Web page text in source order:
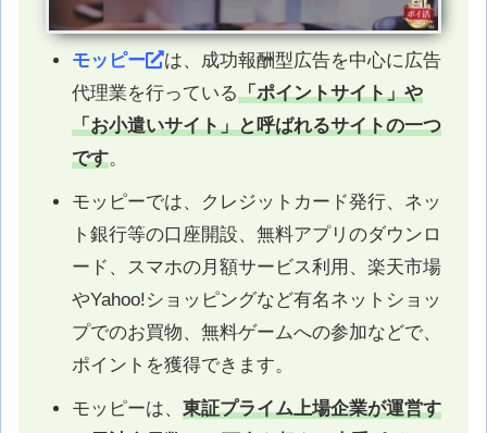
モッピー
は、成功報酬型広告を中心に広告
代理業を行っている「ポイントサイト」や
「お小遣いサイト」と呼ばれるサイトの一つ
です。
モッピーでは、クレジットカード発行、ネッ
ト銀行等の口座開設、無料アプリのダウンロ
ード、スマホの月額サービス利用、楽天市場
やYahoo!ショッピングなど有名ネットショッ
プでのお買物、無料ゲームへの参加などで、
ポイントを獲得できます。
モッピーは、 東証プライム上場企業が運営す